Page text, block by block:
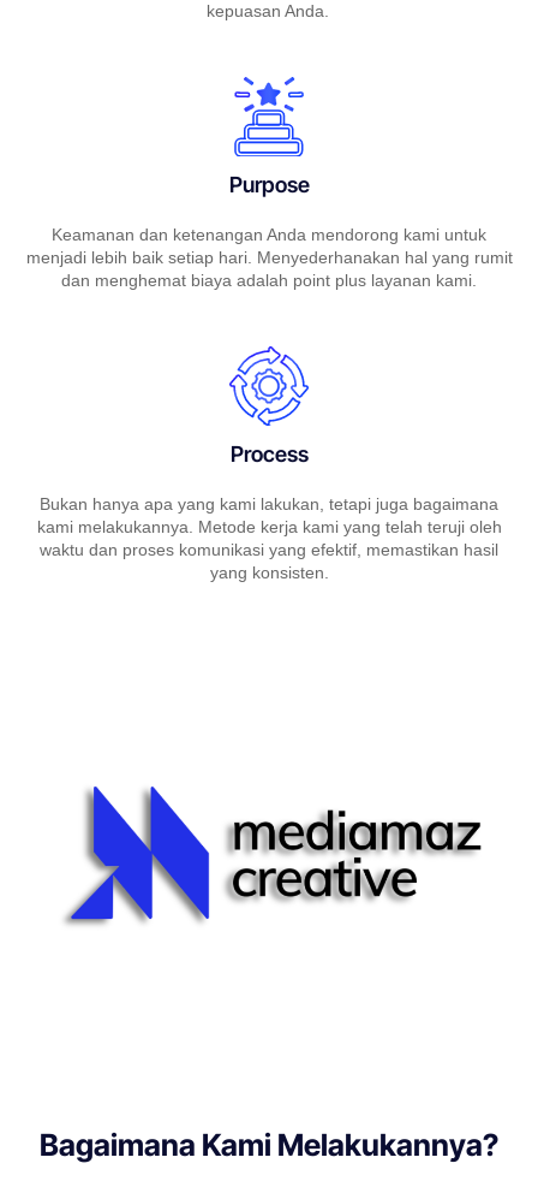
kepuasan Anda.
Purpose
Keamanan dan ketenangan Anda mendorong kami untuk
menjadi lebih baik setiap hari. Menyederhanakan hal yang rumit
dan menghemat biaya adalah point plus layanan kami.
Process
Bukan hanya apa yang kami lakukan, tetapi juga bagaimana
kami melakukannya. Metode kerja kami yang telah teruji oleh
waktu dan proses komunikasi yang efektif, memastikan hasil
yang konsisten.
Bagaimana Kami Melakukannya?